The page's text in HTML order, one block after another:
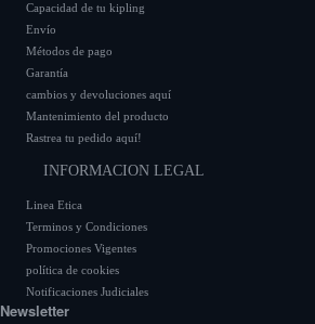
Capacidad de tu kipling
Envío
Métodos de pago
Garantía
cambios y devoluciones aquí
Mantenimiento del producto
Rastrea tu pedido aquí!
INFORMACION LEGAL
Linea Etica
Terminos y Condiciones
Promociones Vigentes
política de cookies
Notificaciones Judiciales
Newsletter